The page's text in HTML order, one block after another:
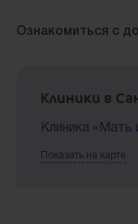
Ознакомиться с
Клиники в
Клиника «Мать
Показать на карте